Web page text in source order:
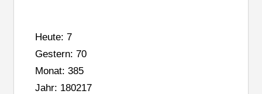
Heute: 7
Gestern: 70
Monat: 385
Jahr: 180217